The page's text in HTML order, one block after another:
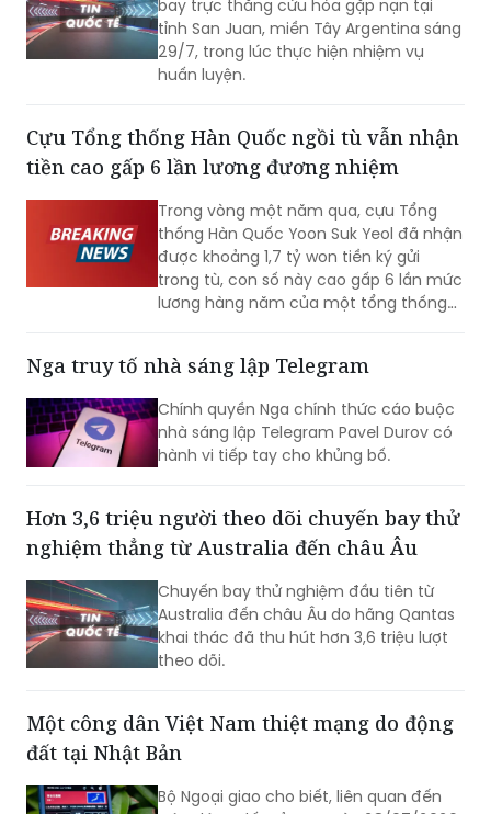
mạng
7 người đã thiệt mạng sau khi một máy
bay trực thăng cứu hỏa gặp nạn tại
29/7, trong lúc thực hiện nhiệm vụ
huấn luyện.
Cựu Tổng thống Hàn Quốc ngồi tù vẫn nhận
tiền cao gấp 6 lần lương đương nhiệm
Trong vòng một năm qua, cựu Tổng
thống Hàn Quốc Yoon Suk Yeol đã nhận
trong tù, con số này cao gấp 6 lần mức
lương hàng năm của một tổng thống
đương nhiệm. Không những vậy, cựu Đệ
nhất phu nhân Kim Keon-hee cũng ghi
nhận mức tiền ký gửi lên tới khoảng 170
triệu won, trở thành phạm nhân nhận
miền Nam Seoul.
Nga truy tố nhà sáng lập Telegram
nhà sáng lập Telegram Pavel Durov có
hành vi tiếp tay cho khủng bố.
Hơn 3,6 triệu người theo dõi chuyến bay thử
nghiệm thẳng từ Australia đến châu Âu
Chuyến bay thử nghiệm đầu tiên từ
khai thác đã thu hút hơn 3,6 triệu lượt
theo dõi.
Một công dân Việt Nam thiệt mạng do động